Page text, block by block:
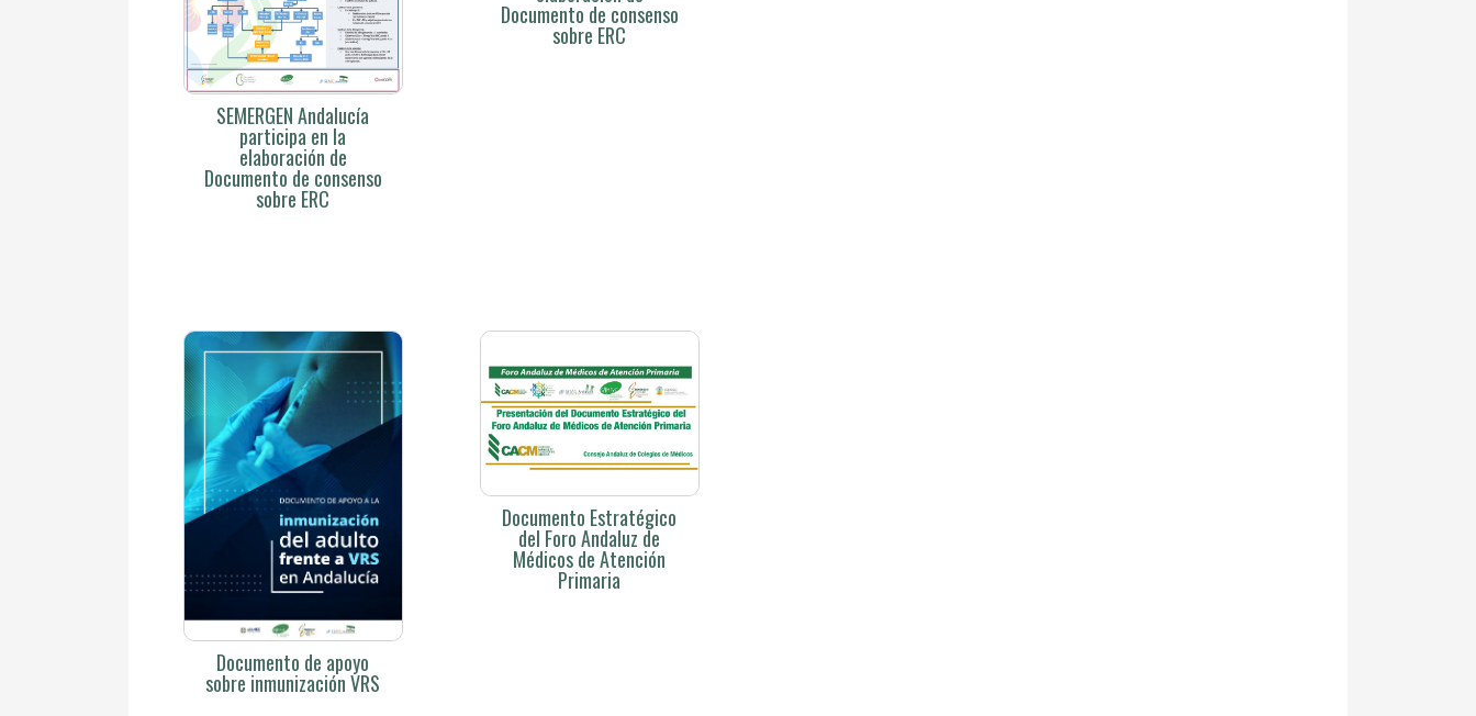
SEMERGEN Andalucía
participa en la
elaboración de
Documento de consenso
sobre ERC
Documento de consenso
sobre ERC
Documento de apoyo
sobre inmunización VRS
Documento Estratégico
del Foro Andaluz de
Médicos de Atención
Primaria